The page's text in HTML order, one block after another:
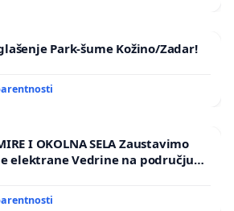
Park-šume Kožino/Zadar!
I OKOLNA SELA Zaustavimo
elektrane Vedrine na području